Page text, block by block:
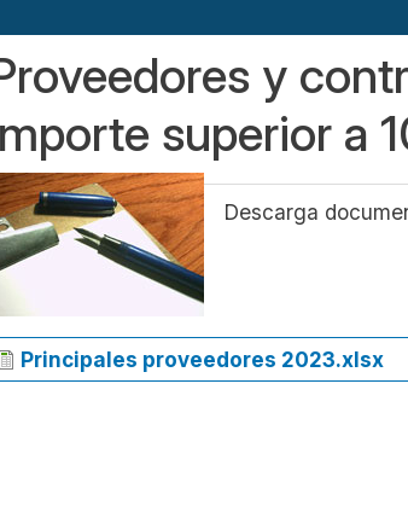
y
superior a
Descarga
Principales proveedores 2023.xlsx